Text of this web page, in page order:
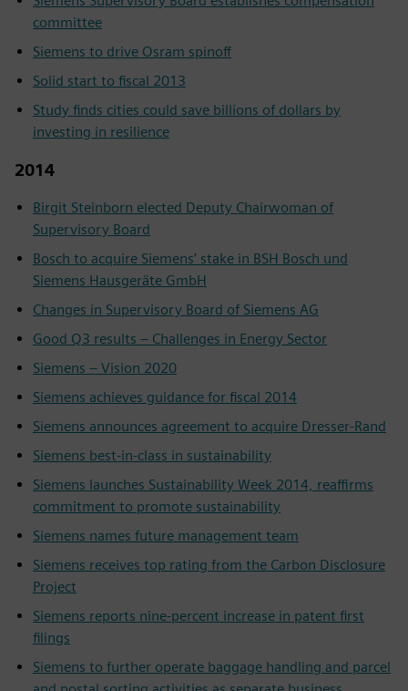
committee
Siemens to drive Osram spinoff
Solid start to fiscal 2013
Study finds cities could save billions of dollars by
investing in resilience
2014
Birgit Steinborn elected Deputy Chairwoman of
Supervisory Board
Bosch to acquire Siemens’ stake in BSH Bosch und
Siemens Hausgeräte GmbH
Changes in Supervisory Board of Siemens AG
Good Q3 results – Challenges in Energy Sector
Siemens – Vision 2020
Siemens achieves guidance for fiscal 2014
Siemens announces agreement to acquire Dresser-Rand
Siemens best-in-class in sustainability
Siemens launches Sustainability Week 2014, reaffirms
commitment to promote sustainability
Siemens names future management team
Siemens receives top rating from the Carbon Disclosure
Project
Siemens reports nine-percent increase in patent first
filings
Siemens to further operate baggage handling and parcel